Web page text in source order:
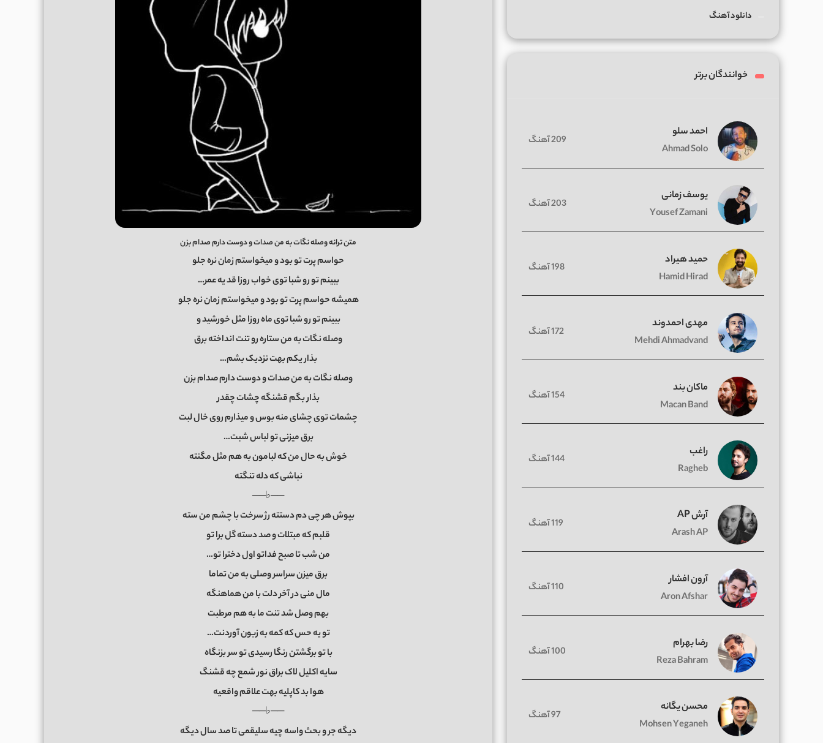
متن ترانه وصله نگات به من صدات و دوست دارم صدام بزن
حواسم پرت تو بود و میخواستم زمان نره جلو
ببینم تو رو شبا توی خواب روزا قد یه عمر…
همیشه حواسم پرت تو بود و میخواستم زمان نره جلو
ببینم تو رو شبا توی ماه روزا مثل خورشید و
وصله نگات به من ستاره رو تنت انداخته برق
بذار یکم بهت نزدیک بشم…
وصله نگات به من صدات و دوست دارم صدام بزن
بذار بگم قشنگه چشات چقدر
چشمات توی چشای منه بوس و میذارم روی خال لبت
برق میزنی تو لباس شبت…
خوش به حال من که لبامون به هم مثل مگنته
نباشی که دله تنگته
──♭──
بپوش هر چی دم دستته رژ سرخت با چشم من سته
قلبم که مبتلات و صد دسته گل برا تو
من شب تا صبح فداتو اول دخترا تو…
برق میزن سراسر وصلی به من تماما
مال منی در آخر دلت با من هماهنگه
بهم وصل شد تنت ما به هم مرطبت
تو یه حس که کمه به زبون آوردنت…
با تو برگشتن رنگا رسیدی تو سر بزنگاه
سایه اکلیل لاک براق نور شمع چه قشنگ
هوا بد کاپلیه بهت علاقم واقعیه
──♭──
دیگه جر و بحث واسه چیه سلیقمی تا صد سال دیگه
دانلود آهنگ
خوانندگان برتر
احمد سلو
Ahmad Solo
209 آهنگ
یوسف زمانی
Yousef Zamani
203 آهنگ
حمید هیراد
Hamid Hirad
198 آهنگ
مهدی احمدوند
Mehdi Ahmadvand
172 آهنگ
ماکان بند
Macan Band
154 آهنگ
راغب
Ragheb
144 آهنگ
آرش AP
Arash AP
119 آهنگ
آرون افشار
Aron Afshar
110 آهنگ
رضا بهرام
Reza Bahram
100 آهنگ
محسن یگانه
Mohsen Yeganeh
97 آهنگ